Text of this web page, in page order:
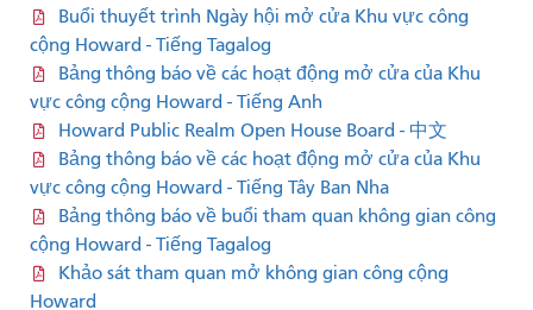
Buổi thuyết trình Ngày hội mở cửa Khu vực công
cộng Howard - Tiếng Tagalog
Bảng thông báo về các hoạt động mở cửa của Khu
vực công cộng Howard - Tiếng Anh
Howard Public Realm Open House Board - 中文
Bảng thông báo về các hoạt động mở cửa của Khu
vực công cộng Howard - Tiếng Tây Ban Nha
Bảng thông báo về buổi tham quan không gian công
cộng Howard - Tiếng Tagalog
Khảo sát tham quan mở không gian công cộng
Howard